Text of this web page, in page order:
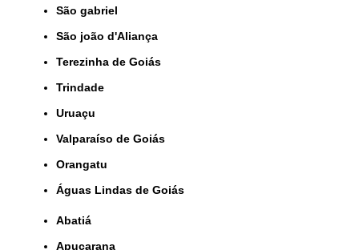
São gabriel
São joão d'Aliança
Terezinha de Goiás
Trindade
Uruaçu
Valparaíso de Goiás
orangatu
Águas Lindas de Goiás
Abatiá
Apucarana